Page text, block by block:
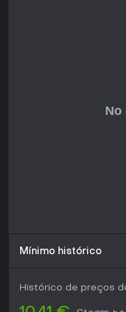
levels e áreas
Mínimo histórico
Histórico de preços